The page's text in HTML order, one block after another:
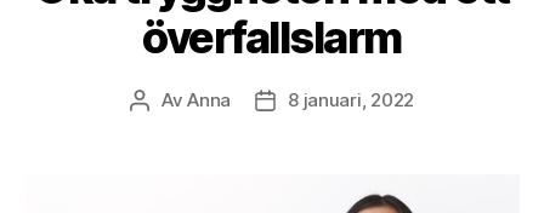
överfallslarm
Inläggsförfattare
AvAnna Inläggsdatum
8 januari, 2022